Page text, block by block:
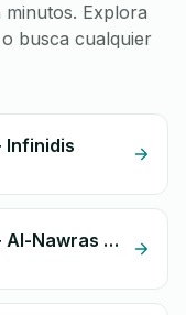
Explora
busca cualquier
Infinidis
OpenAI (ChatGPT) + Al-Nawras (Nawris)